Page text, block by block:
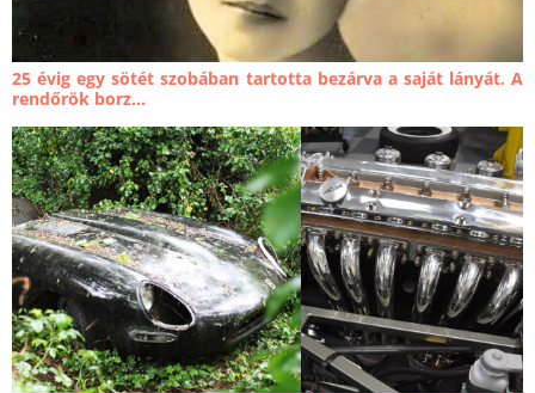
25 évig egy sötét szobában tartotta bezárva a saját lányát. A
rendőrök borz...